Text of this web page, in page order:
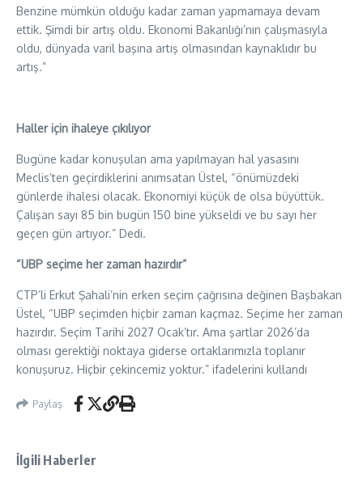
Benzine mümkün olduğu kadar zaman yapmamaya devam
ettik. Şimdi bir artış oldu. Ekonomi Bakanlığı’nın çalışmasıyla
oldu, dünyada varil başına artış olmasından kaynaklıdır bu
artış.”
Haller için ihaleye çıkılıyor
Bugüne kadar konuşulan ama yapılmayan hal yasasını
Meclis’ten geçirdiklerini anımsatan Üstel, “önümüzdeki
günlerde ihalesi olacak. Ekonomiyi küçük de olsa büyüttük.
Çalışan sayı 85 bin bugün 150 bine yükseldi ve bu sayı her
geçen gün artıyor.” Dedi.
“UBP seçime her zaman hazırdır”
CTP’li Erkut Şahali’nin erken seçim çağrısına değinen Başbakan
Üstel, “UBP seçimden hiçbir zaman kaçmaz. Seçime her zaman
hazırdır. Seçim Tarihi 2027 Ocak’tır. Ama şartlar 2026’da
olması gerektiği noktaya giderse ortaklarımızla toplanır
konuşuruz. Hiçbir çekincemiz yoktur.” ifadelerini kullandı
Paylaş
İlgili Haberler